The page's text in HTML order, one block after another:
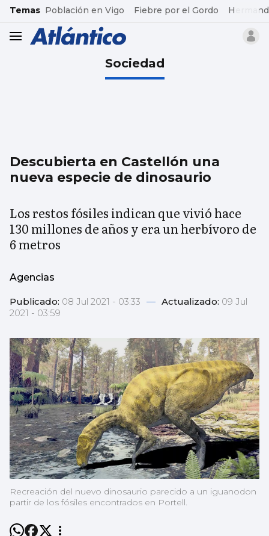
common.go-to-content
Temas Población en Vigo Fiebre por el Gordo
header.menu.open
Sociedad
Descubierta en Castellón una
nueva especie de dinosaurio
Los restos fósiles indican que vivió hace
130 millones de años y era un herbívoro de
6 metros
Agencias
Publicado: 08 Jul 2021 - 03:33 — Actualizado: 09 Jul
2021 - 03:59
Recreación del nuevo dinosaurio parecido a un iguanodon
partir de los fósiles encontrados en Portell.